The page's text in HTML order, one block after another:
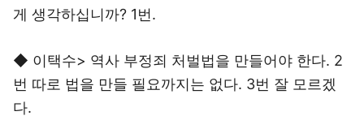
게 생각하십니까? 1번.
◆ 이택수> 역사 부정죄 처벌법을 만들어야 한다. 2
번 따로 법을 만들 필요까지는 없다. 3번 잘 모르겠
다.